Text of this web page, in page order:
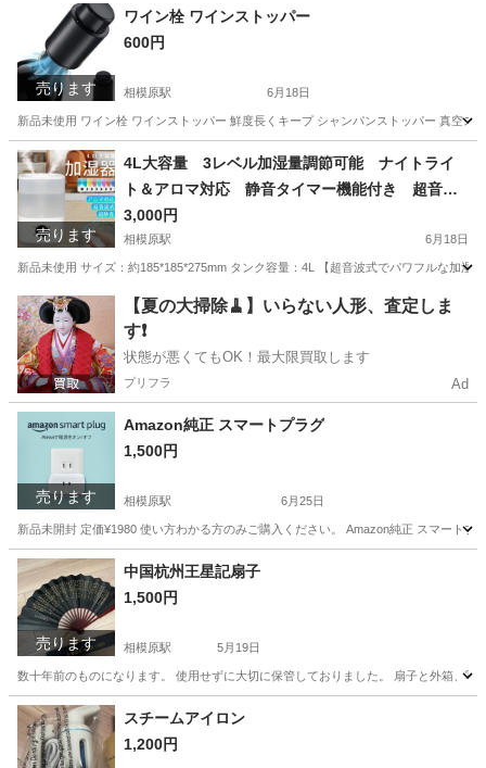
相模原市 相模原駅 食品
売ります
ワイン栓 ワインストッパー
600円
相模原駅 6月18日
新品未使用 ワイン栓 ワインストッパー 鮮度長くキープ シャンパンストッパー 真空
神奈川 相模原市 相模原駅 家庭用品 スケール
売ります
4L大容量 3レベル加湿量調節可能 ナイトライ
ト＆アロマ対応 静音タイマー機能付き 超音波
式加湿器
3,000円
相模原駅 6月18日
新品未使用 サイズ：約185*185*275mm タンク容量：4L 【超音波式でパワフルな加
神奈川 相模原市 相模原駅 季節、空調家電 円筒
【夏の大掃除🧹】いらない人形、査定しま
す❗️
状態が悪くてもOK！最大限買取します
プリフラ Ad
売ります
Amazon純正 スマートプラグ
1,500円
相模原駅 6月25日
新品未開封 定価¥1980 使い方わかる方のみご購入ください。 Amazon純正 スマート
神奈川 相模原市 相模原駅 その他
売ります
中国杭州王星記扇子
1,500円
相模原駅 5月19日
数十年前のものになります。 使用せずに大切に保管しておりました。 扇子と外箱、
神奈川 相模原市 相模原駅
スチームアイロン
1,200円